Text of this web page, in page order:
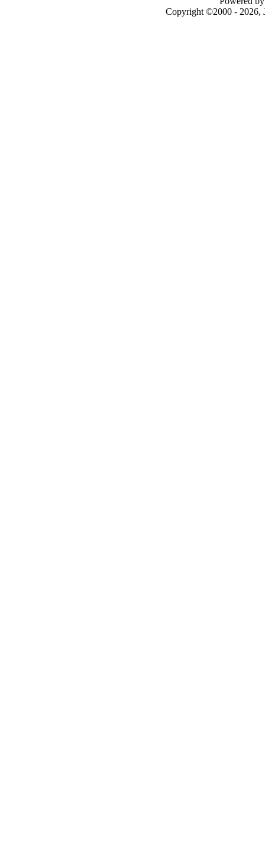
Copyright ©2000 - 2026,